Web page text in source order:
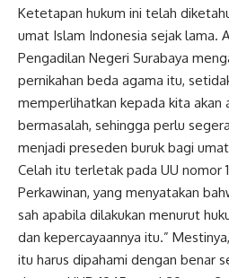
Ketetapan hukum ini telah
umat Islam Indonesia sejak lama.
Pengadilan Negeri Surabaya
pernikahan beda agama itu,
memperlihatkan kepada kita akan
bermasalah, sehingga perlu
menjadi preseden buruk bagi
Celah itu terletak pada UU nomor
Perkawinan, yang menyatakan
sah apabila dilakukan menurut
dan kepercayaannya itu.”
itu harus dipahami dengan benar